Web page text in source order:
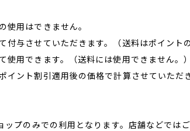
使用はできません。
付与させていただきます。（送料はポイント
使用できます。（送料には使用できません。）
イント割引適用後の価格で計算させていただき
ップのみでの利用となります。店舗などでは